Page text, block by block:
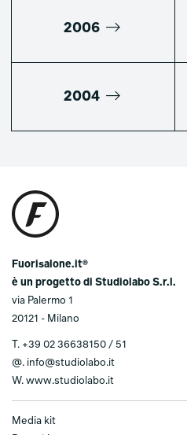
2006
2004
Fuorisalone.it®
è un progetto di Studiolabo S.r.l.
via Palermo 1
20121 - Milano
T. +39 02 36638150 / 51
@. info@studiolabo.it
W. www.studiolabo.it
Media kit